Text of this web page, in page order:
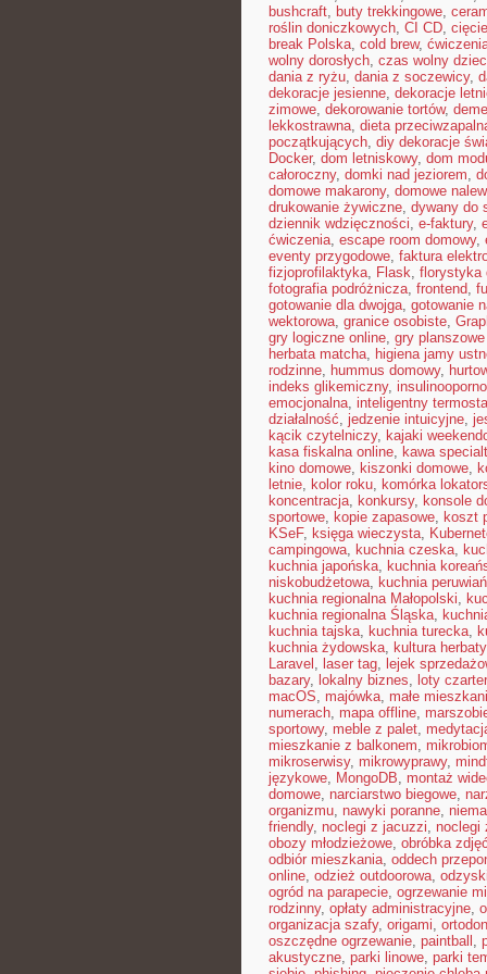
bushcraft, buty trekkingowe,
roślin doniczkowych, CI CD,
break Polska, cold brew,
wolny dorosłych, czas wolny
dania z ryżu, dania z soczewicy,
dekoracje jesienne, dekoracje
zimowe, dekorowanie tortów,
lekkostrawna, dieta
początkujących, diy dekoracje
Docker, dom letniskowy, dom
całoroczny, domki nad jeziorem,
domowe makarony, domowe
drukowanie żywiczne, dywany do
dziennik wdzięczności, e-faktury,
ćwiczenia, escape room domowy,
eventy przygodowe, faktura
fizjoprofilaktyka, Flask, florystyka
fotografia podróżnicza, frontend,
gotowanie dla dwojga, gotowanie
wektorowa, granice osobiste,
gry logiczne online, gry
herbata matcha, higiena jamy
rodzinne, hummus domowy,
indeks glikemiczny,
emocjonalna, inteligentny
działalność, jedzenie intuicyjne,
kącik czytelniczy, kajaki
kasa fiskalna online, kawa
kino domowe, kiszonki domowe,
letnie, kolor roku, komórka
koncentracja, konkursy, konsole
sportowe, kopie zapasowe, koszt
KSeF, księga wieczysta,
campingowa, kuchnia czeska,
kuchnia japońska, kuchnia
niskobudżetowa, kuchnia
kuchnia regionalna Małopolski,
kuchnia regionalna Śląska,
kuchnia tajska, kuchnia turecka,
kuchnia żydowska, kultura herbaty
Laravel , laser tag, lejek
bazary, lokalny biznes, loty
macOS, majówka, małe
numerach, mapa offline,
sportowy, meble z palet,
mieszkanie z balkonem,
mikroserwisy, mikrowyprawy,
językowe, MongoDB, montaż
domowe, narciarstwo biegowe,
organizmu, nawyki poranne,
friendly, noclegi z jacuzzi, noclegi
obozy młodzieżowe, obróbka
odbiór mieszkania, oddech
online, odzież outdoorowa,
ogród na parapecie, ogrzewanie
rodzinny, opłaty administracyjne,
organizacja szafy, origami,
oszczędne ogrzewanie, paintball ,
akustyczne, parki linowe, parki